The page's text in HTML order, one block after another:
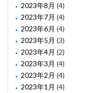
2023年8月 (4)
2023年7月 (4)
2023年6月 (4)
2023年5月 (3)
2023年4月 (2)
2023年3月 (4)
2023年2月 (4)
2023年1月 (4)